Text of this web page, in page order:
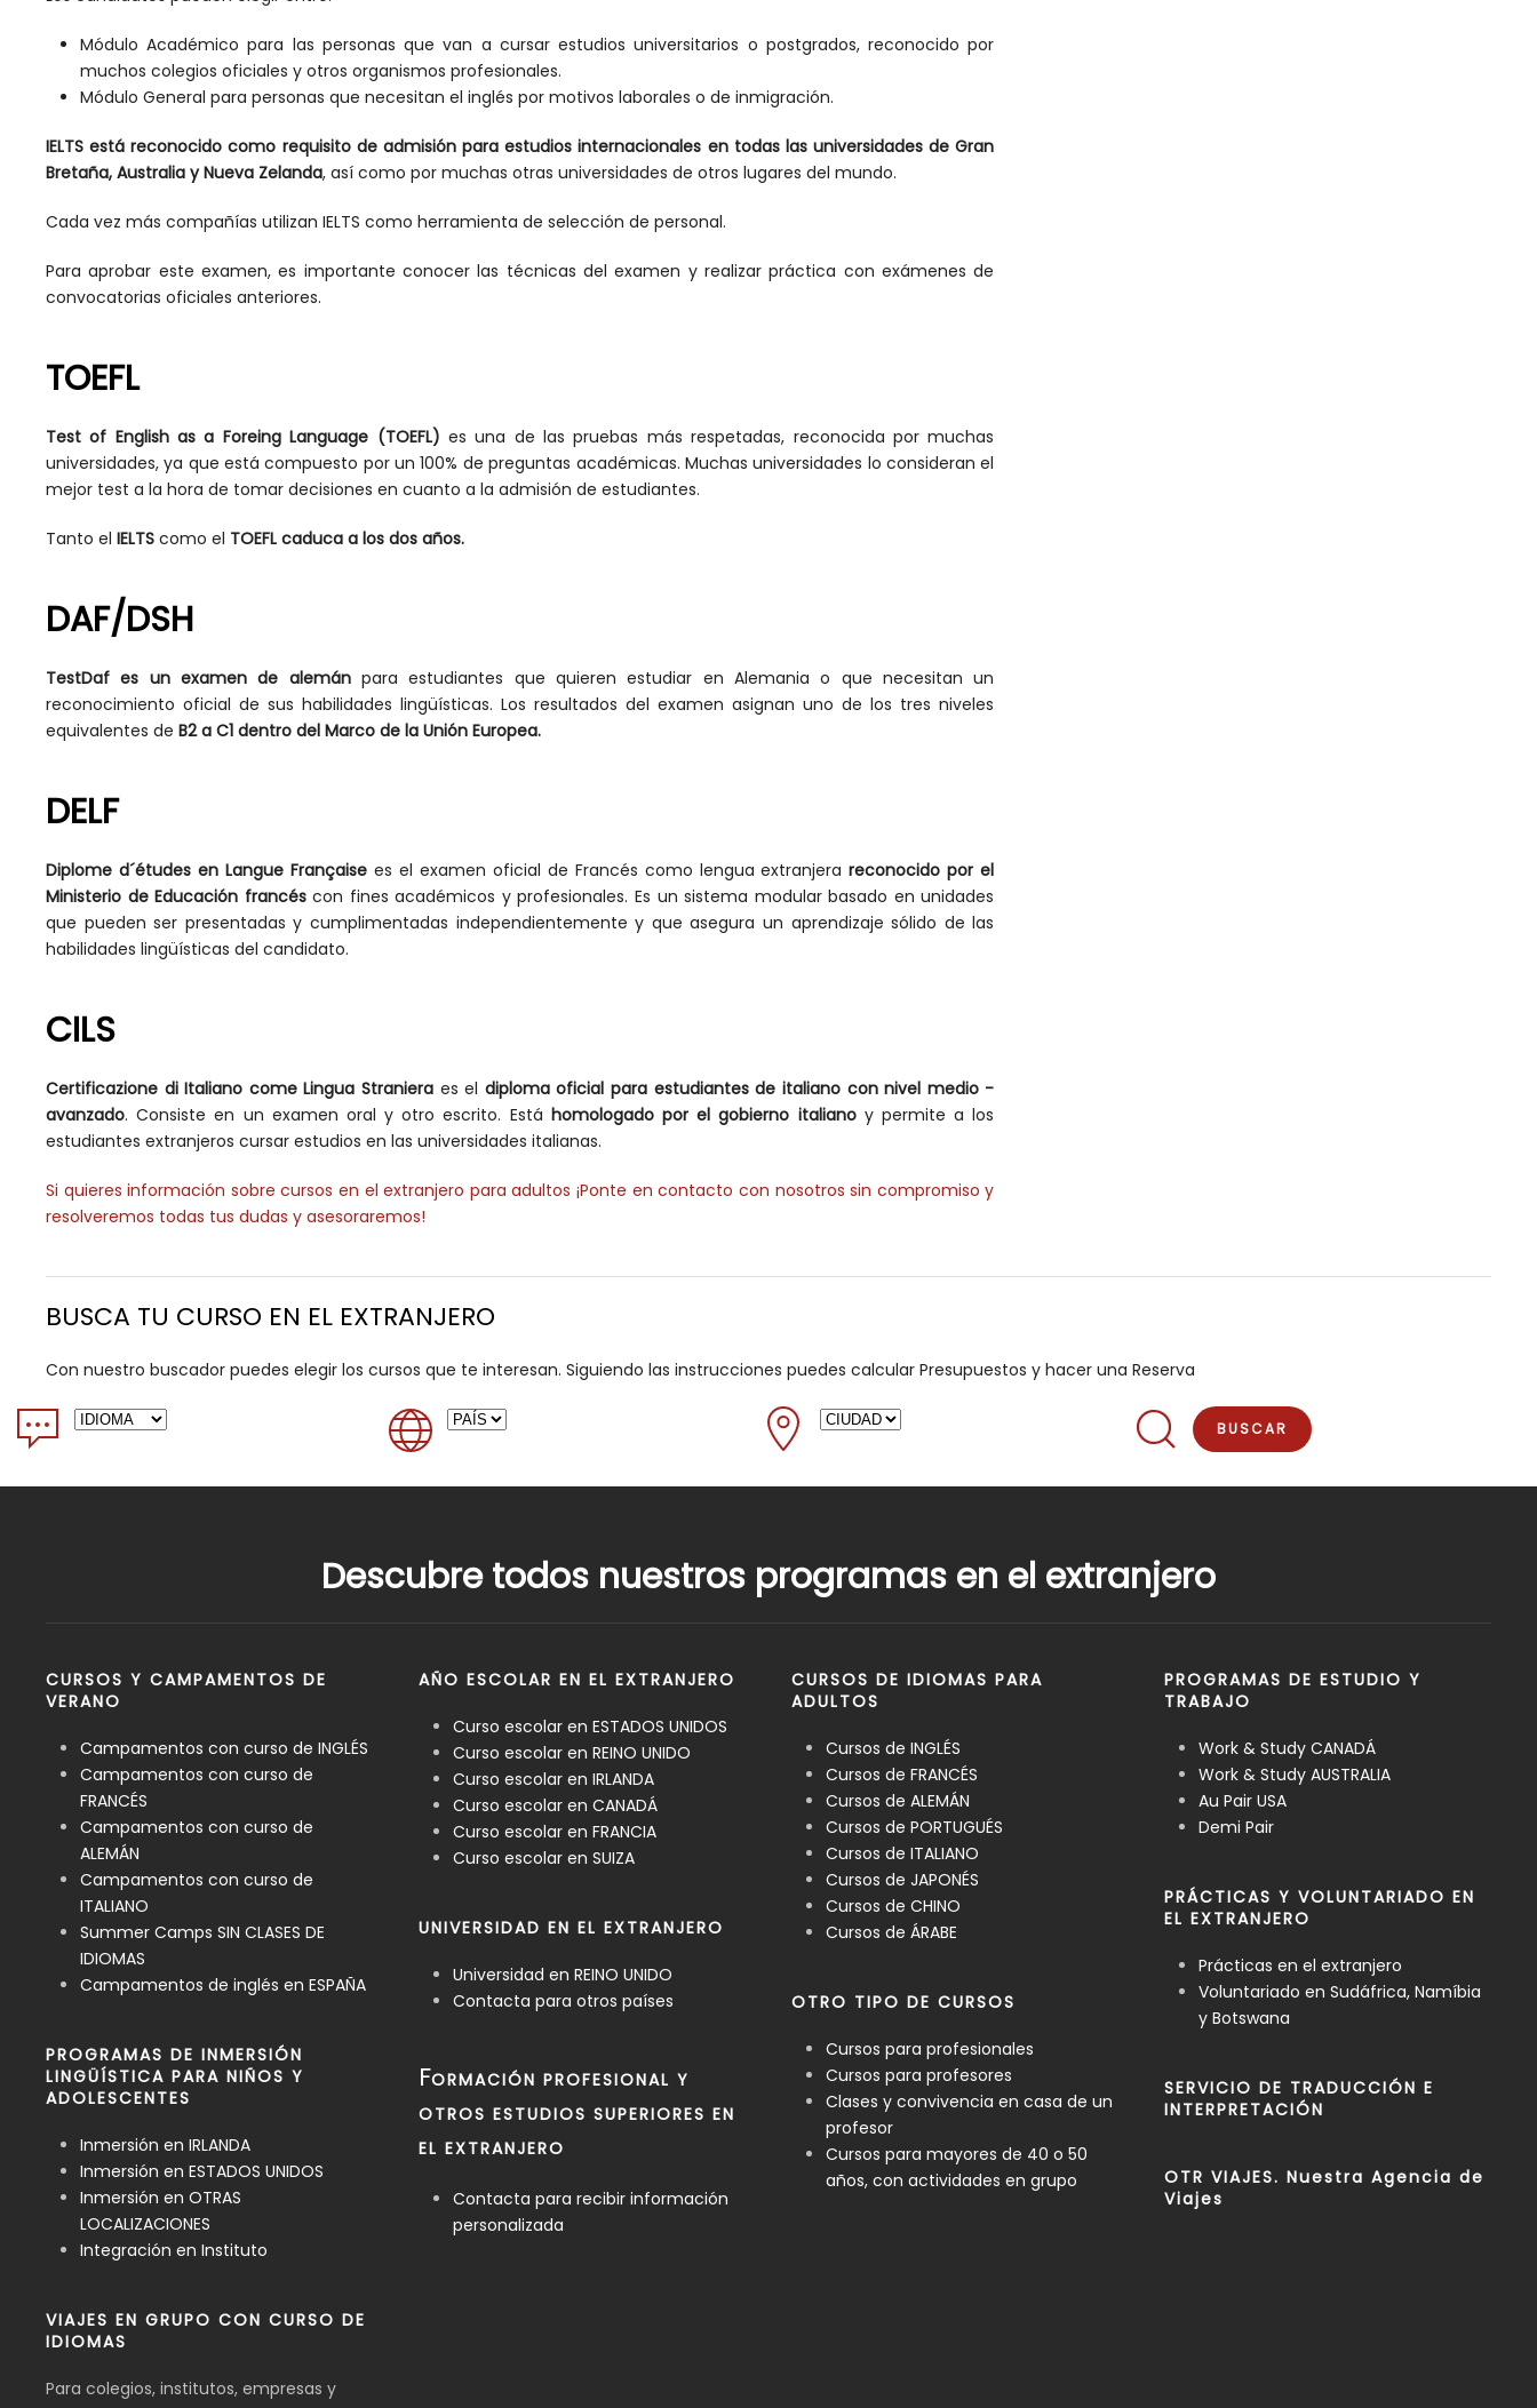
Módulo Académico para las personas que van a cursar estudios universitarios o postgrados, reconocido por
muchos colegios oficiales y otros organismos profesionales.
Módulo General para personas que necesitan el inglés por motivos laborales o de inmigración.
IELTS está reconocido como requisito de admisión para estudios internacionales en todas las universidades de Gran
Bretaña, Australia y Nueva Zelanda, así como por muchas otras universidades de otros lugares del mundo.
Cada vez más compañías utilizan IELTS como herramienta de selección de personal.
Para aprobar este examen, es importante conocer las técnicas del examen y realizar práctica con exámenes de
convocatorias oficiales anteriores.
TOEFL
Test of English as a Foreing Language (TOEFL) es una de las pruebas más respetadas, reconocida por muchas
universidades, ya que está compuesto por un 100% de preguntas académicas. Muchas universidades lo consideran el
mejor test a la hora de tomar decisiones en cuanto a la admisión de estudiantes.
Tanto el IELTS como el TOEFL caduca a los dos años.
DAF/DSH
TestDaf es un examen de alemánpara estudiantes que quieren estudiar en Alemania o que necesitan un
reconocimiento oficial de sus habilidades lingüísticas. Los resultados del examen asignan uno de los tres niveles
equivalentes de B2 a C1 dentro del Marco de la Unión Europea.
DELF
Diplome d´études en Langue Française es el examen oficial de Francés como lengua extranjerareconocido por el
Ministerio de Educación francéscon fines académicos y profesionales. Es un sistema modular basado en unidades
que pueden ser presentadas y cumplimentadas independientemente y que asegura un aprendizaje sólido de las
habilidades lingüísticas del candidato.
CILS
Certificazione di Italiano come Lingua Straniera es el diploma oficial para estudiantes de italiano con nivel medio -
avanzado. Consiste en un examen oral y otro escrito. Está homologado por el gobierno italianoy permite a los
estudiantes extranjeros cursar estudios en las universidades italianas.
Si quieres información sobre cursos en el extranjero para adultos ¡Ponte en contacto con nosotros sin compromiso y
resolveremos todas tus dudas y asesoraremos!
BUSCA TU CURSO EN EL EXTRANJERO
Con nuestro buscador puedes elegir los cursos que te interesan. Siguiendo las instrucciones puedes calcular Presupuestos y hacer una Reserva
Descubre todos nuestros programas en el extranjero
CURSOS Y CAMPAMENTOS DE
VERANO
Campamentos con curso de INGLÉS
Campamentos con curso de
FRANCÉS
Campamentos con curso de
ALEMÁN
Campamentos con curso de
ITALIANO
Summer Camps SIN CLASES DE
IDIOMAS
Campamentos de inglés en ESPAÑA
PROGRAMAS DE INMERSIÓN
LINGÜÍSTICA PARA NIÑOS Y
ADOLESCENTES
Inmersión en IRLANDA
Inmersión en ESTADOS UNIDOS
Inmersión en OTRAS
LOCALIZACIONES
Integración en Instituto
VIAJES EN GRUPO CON CURSO DE
IDIOMAS
Para colegios, institutos, empresas y
AÑO ESCOLAR EN EL EXTRANJERO
Curso escolar en ESTADOS UNIDOS
Curso escolar en REINO UNIDO
Curso escolar en IRLANDA
Curso escolar en CANADÁ
Curso escolar en FRANCIA
Curso escolar en SUIZA
UNIVERSIDAD EN EL EXTRANJERO
Universidad en REINO UNIDO
Contacta para otros países
FORMACIÓN PROFESIONAL Y
OTROS ESTUDIOS SUPERIORES EN
EL EXTRANJERO
Contacta para recibir información
personalizada
CURSOS DE IDIOMAS PARA
ADULTOS
Cursos de INGLÉS
Cursos de FRANCÉS
Cursos de ALEMÁN
Cursos de PORTUGUÉS
Cursos de ITALIANO
Cursos de JAPONÉS
Cursos de CHINO
Cursos de ÁRABE
OTRO TIPO DE CURSOS
Cursos para profesionales
Cursos para profesores
Clases y convivencia en casa de un
profesor
Cursos para mayores de 40 o 50
años, con actividades en grupo
PROGRAMAS DE ESTUDIO Y
TRABAJO
Work & Study CANADÁ
Work & Study AUSTRALIA
Au Pair USA
Demi Pair
PRÁCTICAS Y VOLUNTARIADO EN
EL EXTRANJERO
Prácticas en el extranjero
Voluntariado en Sudáfrica, Namíbia
y Botswana
SERVICIO DE TRADUCCIÓN E
INTERPRETACIÓN
OTR VIAJES. Nuestra Agencia de
Viajes